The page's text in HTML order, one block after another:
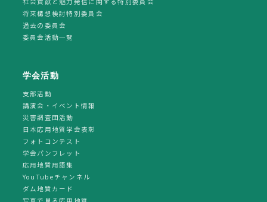
将来構想検討特別委員会
過去の委員会
委員会活動一覧
学会活動
支部活動
講演会・イベント情報
災害調査団活動
日本応用地質学会表彰
フォトコンテスト
学会パンフレット
応用地質用語集
YouTubeチャンネル
ダム地質カード